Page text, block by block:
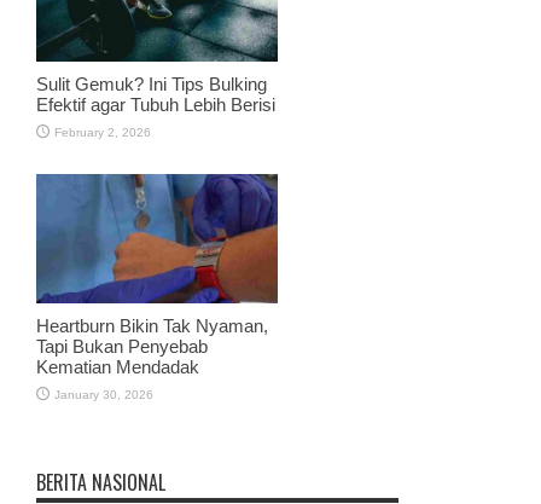
Sulit Gemuk? Ini Tips Bulking
Efektif agar Tubuh Lebih Berisi
February 2, 2026
Heartburn Bikin Tak Nyaman,
Tapi Bukan Penyebab
Kematian Mendadak
January 30, 2026
BERITA NASIONAL